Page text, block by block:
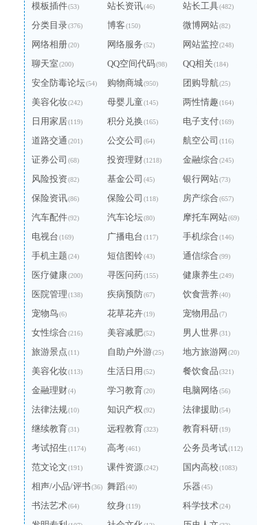
模板插件(53) 站长资讯(46) 站长工具(482)
分类目录(376) 博客(150) 微博网站(82)
网络相册(20) 网络服务(52) 网站监控(248)
聊天室(200) QQ空间代码(98) QQ相关(184)
安全防毒论坛(54) 购物商城(950) 团购导航(25)
美容化妆(242) 母婴儿童(145) 两性情趣(164)
日用家居(119) 积分兑换(165) 电子支付(169)
道路交通(201) 公交公司 (64) 航空公司 (116)
证券公司 (68) 投资理财(1218) 金融综合(245)
风险投资(82) 基金公司 (45) 银行网站(73)
保险资讯(86) 保险公司 (118) 房产综合(657)
汽车配件(92) 汽车论坛(80) 摩托车网站(69)
电视台(169) 广播电台(117) 手机综合(146)
手机主题(24) 短信图铃(43) 通信综合(99)
医疗健康(200) 寻医问药(155) 健康养生(249)
医院管理(138) 疾病预防(67) 饮食营养(40)
宠物鸟(6) 花草花卉(19) 宠物用品(7)
女性综合(216) 美容减肥(52) 男人世界(31)
旅游景点(11) 自助户外游(25) 地方旅游网 (20)
美容化妆(113) 生活日用 (52) 餐饮食品(321)
金融理财(4) 学习教育(20) 电脑网络(56)
法律法规(10) 知识产权(92) 法律援助(54)
继续教育(31) 远程教育(323) 教育科研(19)
考试招生(1174) 高考(461) 公务员考试(112)
范文论文(191) 课件资源(242) 国内高校(1083)
相声/小品/评书(36) 舞蹈(40) 乐器(45)
书法艺术(64) 纹身(119) 科学技术(24)